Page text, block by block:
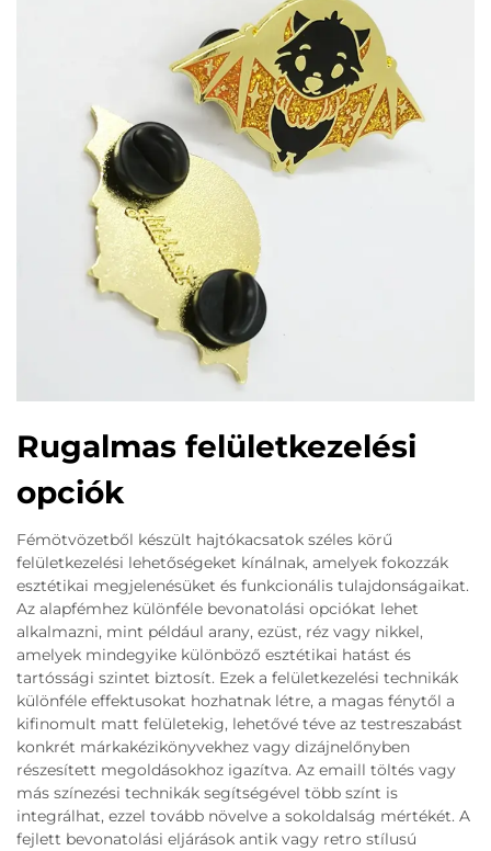
Rugalmas felületkezelési
opciók
Fémötvözetből készült hajtókacsatok széles körű
felületkezelési lehetőségeket kínálnak, amelyek fokozzák
esztétikai megjelenésüket és funkcionális tulajdonságaikat.
Az alapfémhez különféle bevonatolási opciókat lehet
alkalmazni, mint például arany, ezüst, réz vagy nikkel,
amelyek mindegyike különböző esztétikai hatást és
tartóssági szintet biztosít. Ezek a felületkezelési technikák
különféle effektusokat hozhatnak létre, a magas fénytől a
kifinomult matt felületekig, lehetővé téve az testreszabást
konkrét márkakézikönyvekhez vagy dizájnelőnyben
részesített megoldásokhoz igazítva. Az emaill töltés vagy
más színezési technikák segítségével több színt is
integrálhat, ezzel tovább növelve a sokoldalság mértékét. A
fejlett bevonatolási eljárások antik vagy retro stílusú